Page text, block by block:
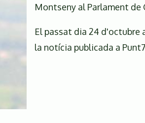
Montseny al Parlament de
El passat dia 24 d'octubre
la notícia publicada a